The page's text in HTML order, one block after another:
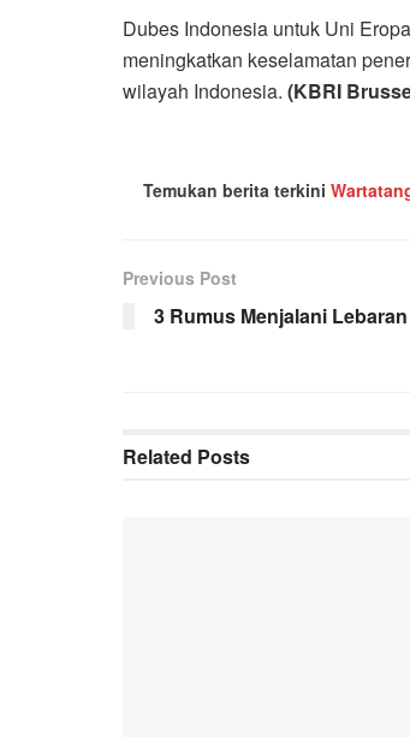
Dubes Indonesia untuk Uni
meningkatkan keselamatan
wilayah Indonesia. (KBRI
Temukan berita terkini
Previous Post
3 Rumus Menjalani
Related Posts